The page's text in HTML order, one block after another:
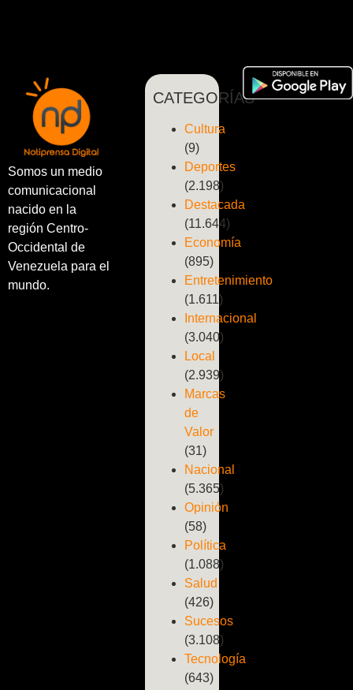
Somos un medio
comunicacional
nacido en la
región Centro-
Occidental de
Venezuela para el
mundo.
CATEGORÍAS
Cultura
(9)
Deportes
(2.198)
Destacada
(11.644)
Economía
(895)
Entretenimiento
(1.611)
Internacional
(3.040)
Local
(2.939)
Marcas
de
Valor
(31)
Nacional
(5.365)
Opinión
(58)
Política
(1.088)
Salud
(426)
Sucesos
(3.108)
Tecnología
(643)